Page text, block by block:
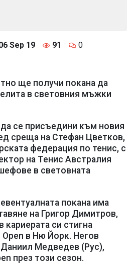
Sep 19 91 0
ще получи покана да
елита в световния мъжки
се присъедини към новия
среща на Стефан Цветков,
федерация по тенис, с
на Тенис Австралия
в световната
покана има
на Григор Димитров,
кариерата си стигна
Open в Ню Йорк. Негов
Медведев (Рус),
през този сезон.